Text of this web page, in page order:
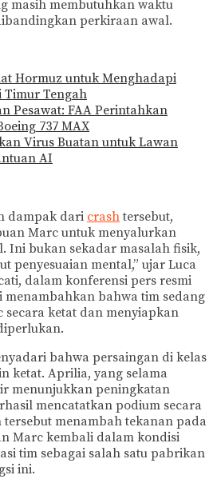
masih membutuhkan waktu
perkiraan awal.
Hormuz untuk Menghadapi
Timur Tengah
Pesawat: FAA Perintahkan
737 MAX
Virus Buatan untuk Lawan
AI
dampak dari crashtersebut,
Marc untuk menyalurkan
Ini bukan sekadar masalah fisik,
penyesuaian mental,” ujar Luca
dalam konferensi pers resmi
menambahkan bahwa tim sedang
secara ketat dan menyiapkan
bahwa persaingan di kelas
ketat. Aprilia, yang selama
menunjukkan peningkatan
mencatatkan podium secara
menambah tekanan pada
Marc kembali dalam kondisi
tim sebagai salah satu pabrikan
ini.